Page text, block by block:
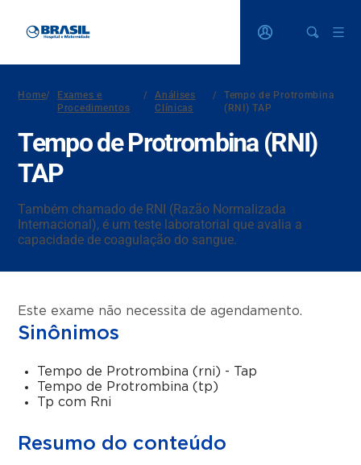
Home/
Exames e
Procedimentos
/
Análises
Clínicas
/
Tempo de Protrombina
(RNI) TAP
Tempo de Protrombina (RNI)
TAP
Também chamado de RNI (Razão Normalizada
Internacional), é um teste laboratorial que avalia a
capacidade de coagulação do sangue.
Este exame não necessita de agendamento.
Sinônimos
Tempo de Protrombina (rni) - Tap
Tempo de Protrombina (tp)
Tp com Rni
Resumo do conteúdo